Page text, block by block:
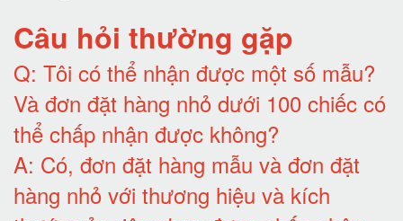
Câu hỏi thường gặp
Q: Tôi có thể nhận được một số mẫu?
Và đơn đặt hàng nhỏ dưới 100 chiếc có
thể chấp nhận được không?
A: Có, đơn đặt hàng mẫu và đơn đặt
hàng nhỏ với thương hiệu và kích